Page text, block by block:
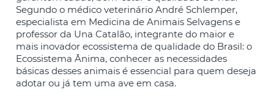
Segundo o médico veterinário André Schlemper,
especialista em Medicina de Animais Selvagens e
professor da Una Catalão, integrante do maior e
mais inovador ecossistema de qualidade do Brasil: o
Ecossistema Ânima, conhecer as necessidades
básicas desses animais é essencial para quem deseja
adotar ou já tem uma ave em casa.